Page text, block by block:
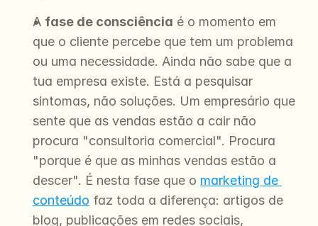
A fase de consciência é o momento em
que o cliente percebe que tem um problema
ou uma necessidade. Ainda não sabe que a
tua empresa existe. Está a pesquisar
sintomas, não soluções. Um empresário que
sente que as vendas estão a cair não
procura "consultoria comercial". Procura
"porque é que as minhas vendas estão a
descer". É nesta fase que o marketing de
conteúdo faz toda a diferença: artigos de